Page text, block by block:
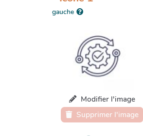
gauche
Modifier l'image
Supprimer l'image